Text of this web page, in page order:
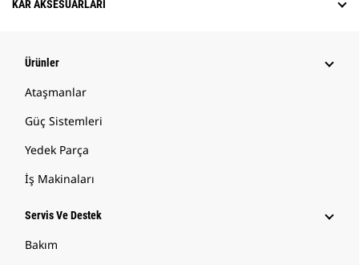
KAR AKSESUARLARI
Ürünler
Ataşmanlar
Güç Sistemleri
Yedek Parça
İş Makinaları
Servis Ve Destek
Bakım